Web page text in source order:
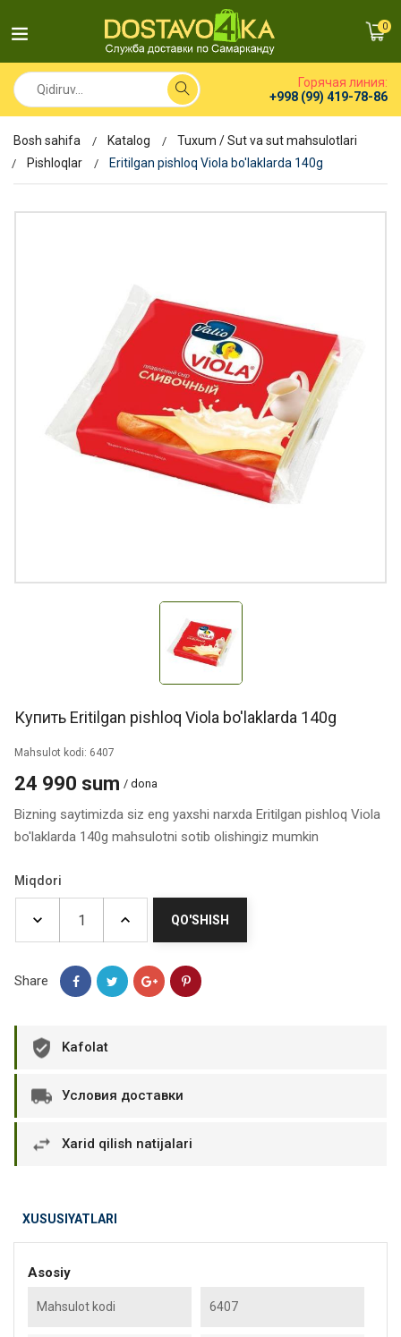
0
Горячая линия:
+998 (99) 419-78-86
Bosh sahifa Katalog
Tuxum / Sut va sut mahsulotlari
Pishloqlar
Eritilgan pishloq Viola bo'laklarda 140g
Купить Eritilgan pishloq Viola bo'laklarda 140g
Mahsulot kodi: 6407
24 990 sum / dona
Bizning saytimizda siz eng yaxshi narxda Eritilgan pishloq Viola
bo'laklarda 140g mahsulotni sotib olishingiz mumkin
Miqdori
QO'SHISH
Share
Kafolat
Условия доставки
Xarid qilish natijalari
XUSUSIYATLARI
Asosiy
Mahsulot kodi 6407